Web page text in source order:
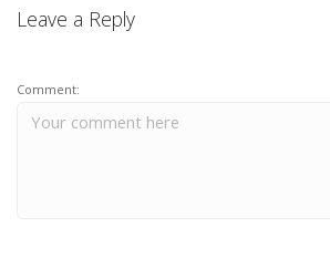
Leave a Reply
Comment: